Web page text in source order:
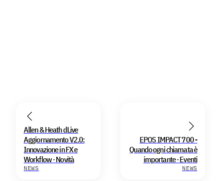
NEWS
Allen & Heath dLive
Aggiornamento V2.0:
Innovazione in FX e
Workflow · Novità
NEWS
EPOS IMPACT 700 -
Quando ogni chiamata è
importante · Eventi